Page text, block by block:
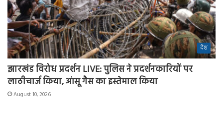
देश
झारखंड विरोध प्रदर्शन LIVE: पुलिस ने प्रदर्शनकारियों पर
लाठीचार्ज किया, आंसू गैस का इस्तेमाल किया
August 10, 2026